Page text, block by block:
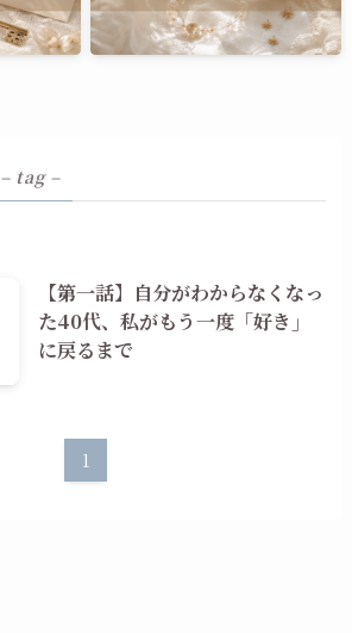
– tag –
【第一話】自分がわからなくなっ
た40代、私がもう一度「好き」
に戻るまで
1